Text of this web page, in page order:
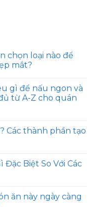
chọn loại nào để
mắt?
gì để nấu ngon và
từ A-Z cho quán
Các thành phần tạo
Đặc Biệt So Với Các
ăn này ngày càng